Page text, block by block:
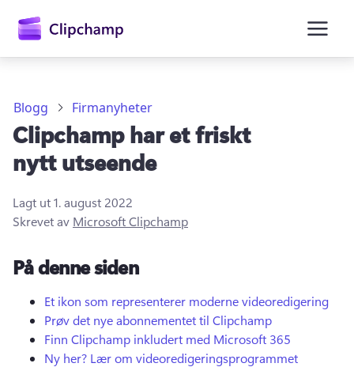
Prøv gratis
Blogg Firmanyheter
Clipchamp har et friskt
nytt utseende
Lagt ut1. august 2022
Skrevet av Microsoft Clipchamp
På denne siden
Et ikon som representerer moderne videoredigering
Prøv det nye abonnementet til Clipchamp
Finn Clipchamp inkludert med Microsoft 365
Ny her? Lær om videoredigeringsprogrammet